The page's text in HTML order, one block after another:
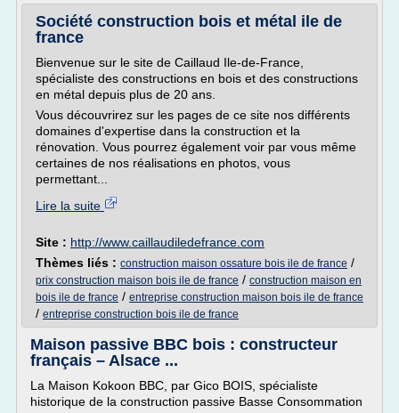
Société construction bois et métal ile de
france
Bienvenue sur le site de Caillaud Ile-de-France,
spécialiste des constructions en bois et des constructions
en métal depuis plus de 20 ans.
Vous découvrirez sur les pages de ce site nos différents
domaines d'expertise dans la construction et la
rénovation. Vous pourrez également voir par vous même
certaines de nos réalisations en photos, vous
permettant...
Lire la suite
Site : http://www.caillaudiledefrance.com
Thèmes liés : construction maison ossature bois ile de france /
prix construction maison bois ile de france / construction maison en
bois ile de france / entreprise construction maison bois ile de france
/ entreprise construction bois ile de france
Maison passive BBC bois : constructeur
français – Alsace ...
La Maison Kokoon BBC, par Gico BOIS, spécialiste
historique de la construction passive Basse Consommation